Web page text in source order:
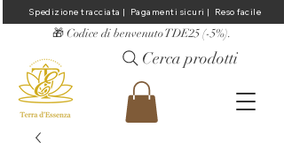
Spedizione tracciata |  Pagamenti sicuri |  Reso facile
Cerca prodotti
​🎁 Codice di benvenuto TDE25 (-5%).